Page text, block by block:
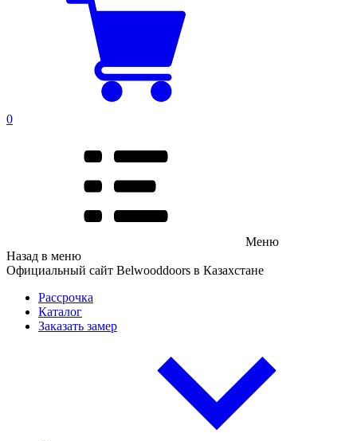
0
Меню
Назад в меню
Официальный сайт Belwooddoors в Казахстане
Рассрочка
Каталог
Заказать замер